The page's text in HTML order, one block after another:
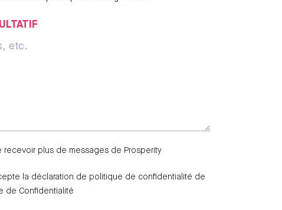
plus de messages de Prosperity
la déclaration de politique de confidentialité de
de Confidentialité